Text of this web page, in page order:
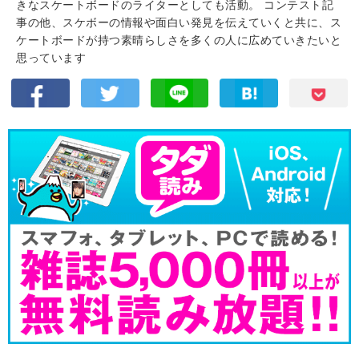
きなスケートボードのライターとしても活動。 コンテスト記
事の他、スケボーの情報や面白い発見を伝えていくと共に、ス
ケートボードが持つ素晴らしさを多くの人に広めていきたいと
思っています